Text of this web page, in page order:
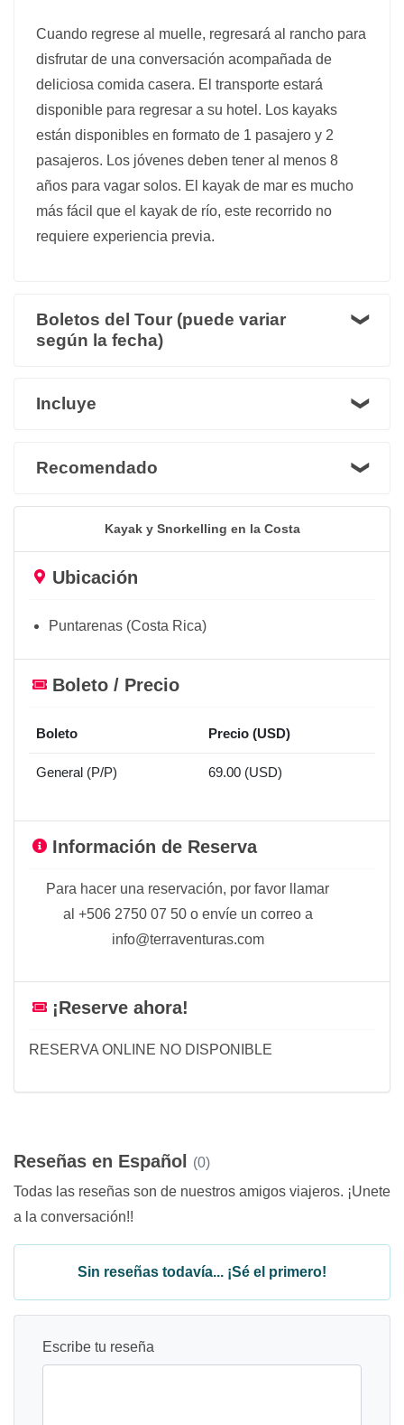
Cuando regrese al muelle, regresará al rancho para
disfrutar de una conversación acompañada de
deliciosa comida casera. El transporte estará
disponible para regresar a su hotel. Los kayaks
están disponibles en formato de 1 pasajero y 2
pasajeros. Los jóvenes deben tener al menos 8
años para vagar solos. El kayak de mar es mucho
más fácil que el kayak de río, este recorrido no
requiere experiencia previa.
Boletos del Tour (puede variar
según la fecha)
Incluye
Recomendado
Kayak y Snorkelling en la Costa
Ubicación
Puntarenas (Costa Rica)
Boleto / Precio
Boleto Precio (USD)
General (P/P) 69.00 (USD)
Información de Reserva
Para hacer una reservación, por favor llamar
al +506 2750 07 50 o envíe un correo a
info@terraventuras.com
¡Reserve ahora!
RESERVA ONLINE NO DISPONIBLE
Reseñas en Español
(0)
Todas las reseñas son de nuestros amigos viajeros. ¡Unete
a la conversación!!
Sin reseñas todavía... ¡Sé el primero!
Escribe tu reseña